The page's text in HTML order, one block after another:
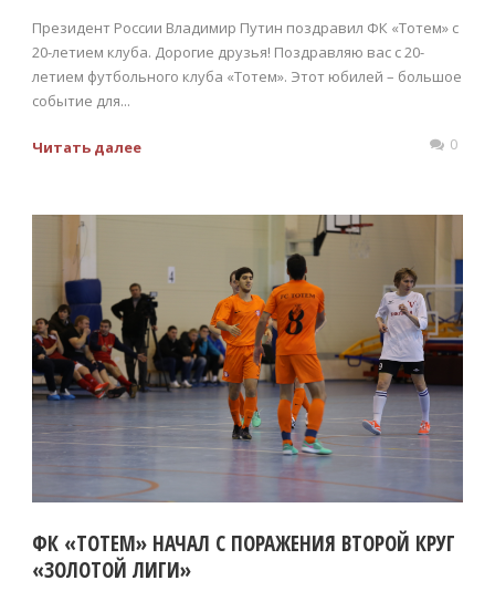
Президент России Владимир Путин поздравил ФК «Тотем» с
20-летием клуба. Дорогие друзья! Поздравляю вас с 20-
летием футбольного клуба «Тотем». Этот юбилей – большое
событие для...
Читать далее 0
ФК «ТОТЕМ» НАЧАЛ С ПОРАЖЕНИЯ ВТОРОЙ КРУГ
«ЗОЛОТОЙ ЛИГИ»